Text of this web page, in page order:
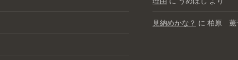
見納めかな？ に 柏原 薫